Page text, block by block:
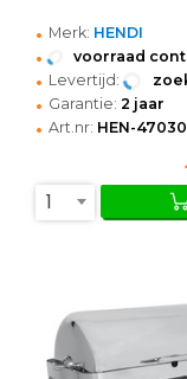
• Merk: HENDI
• voorraad
• Levertijd:
• Garantie: 2 jaar
• Art.nr: HEN-
1